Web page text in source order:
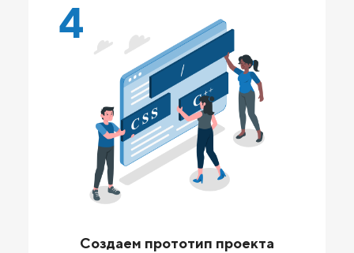
4
Создаем прототип проекта